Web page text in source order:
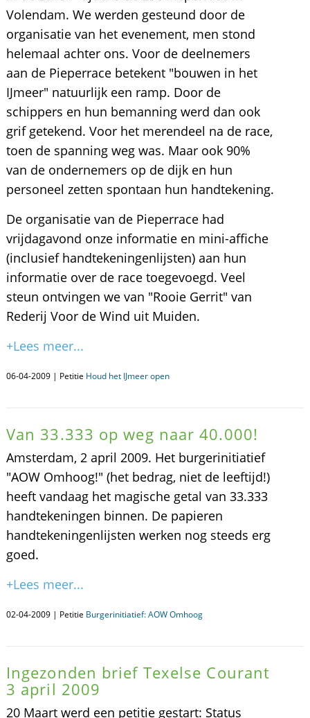
Volendam. We werden gesteund door de
organisatie van het evenement, men stond
helemaal achter ons. Voor de deelnemers
aan de Pieperrace betekent "bouwen in het
IJmeer" natuurlijk een ramp. Door de
schippers en hun bemanning werd dan ook
grif getekend. Voor het merendeel na de race,
toen de spanning weg was. Maar ook 90%
van de ondernemers op de dijk en hun
personeel zetten spontaan hun handtekening.
De organisatie van de Pieperrace had
vrijdagavond onze informatie en mini-affiche
(inclusief handtekeningenlijsten) aan hun
informatie over de race toegevoegd. Veel
steun ontvingen we van "Rooie Gerrit" van
Rederij Voor de Wind uit Muiden.
+Lees meer...
06-04-2009 | Petitie Houd het IJmeer open
Van 33.333 op weg naar 40.000!
Amsterdam, 2 april 2009. Het burgerinitiatief
"AOW Omhoog!" (het bedrag, niet de leeftijd!)
heeft vandaag het magische getal van 33.333
handtekeningen binnen. De papieren
handtekeningenlijsten werken nog steeds erg
goed.
+Lees meer...
02-04-2009 | Petitie Burgerinitiatief: AOW Omhoog
Ingezonden brief Texelse Courant
3 april 2009
20 Maart werd een petitie gestart: Status